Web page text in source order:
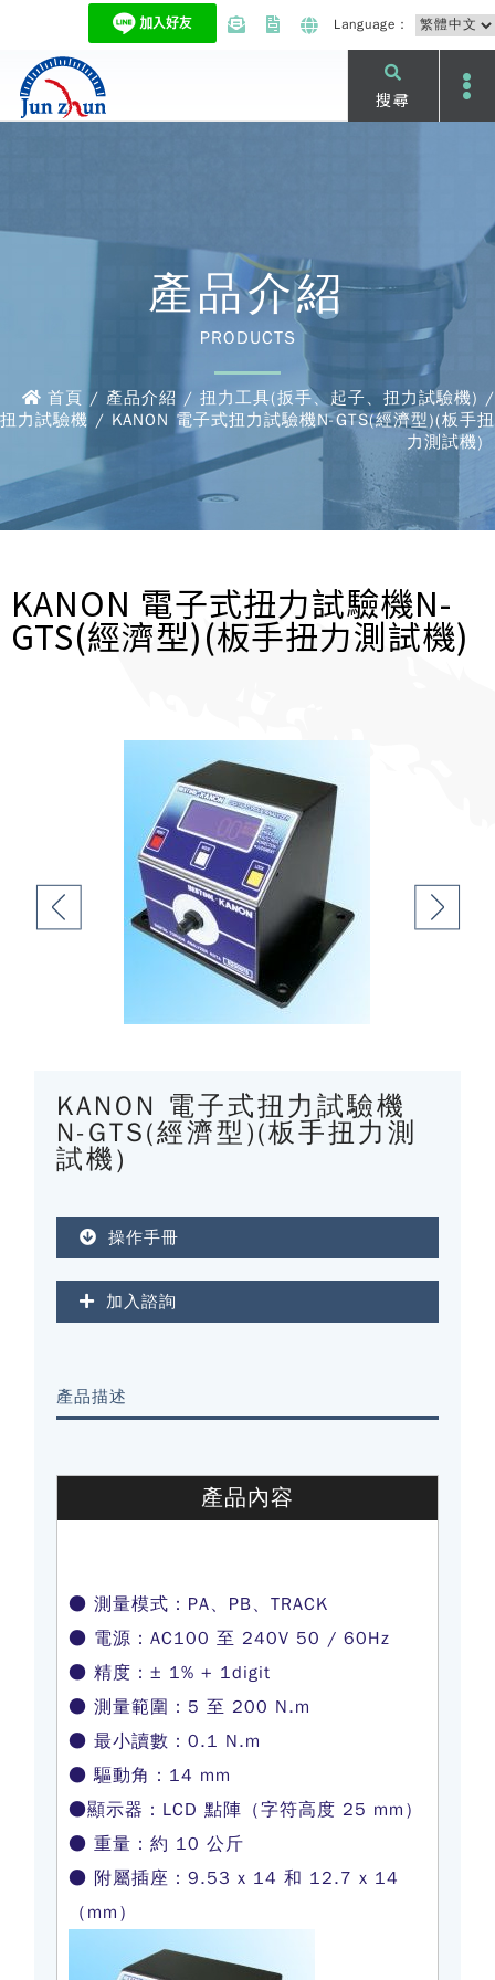
Language：
搜尋
產品介紹
PRODUCTS
首頁 / 產品介紹 / 扭力工具(扳手、起子、扭力試驗機) /
扭力試驗機 / KANON 電子式扭力試驗機N-GTS(經濟型)(板手扭
力測試機)
KANON 電子式扭力試驗機N-
GTS(經濟型)(板手扭力測試機)
KANON 電子式扭力試驗機
N-GTS(經濟型)(板手扭力測
試機)
操作手冊
加入諮詢
產品描述
產品內容
● 測量模式：PA、PB、TRACK
● 電源：AC100 至 240V 50 / 60Hz
● 精度：± 1% + 1digit
● 測量範圍：5 至 200 N.m
● 最小讀數：0.1 N.m
● 驅動角：14 mm
●顯示器：LCD 點陣（字符高度 25 mm）
● 重量：約 10 公斤
● 附屬插座：9.53 x 14 和 12.7 x 14
（mm）